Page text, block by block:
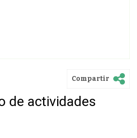
Compartir
de actividades